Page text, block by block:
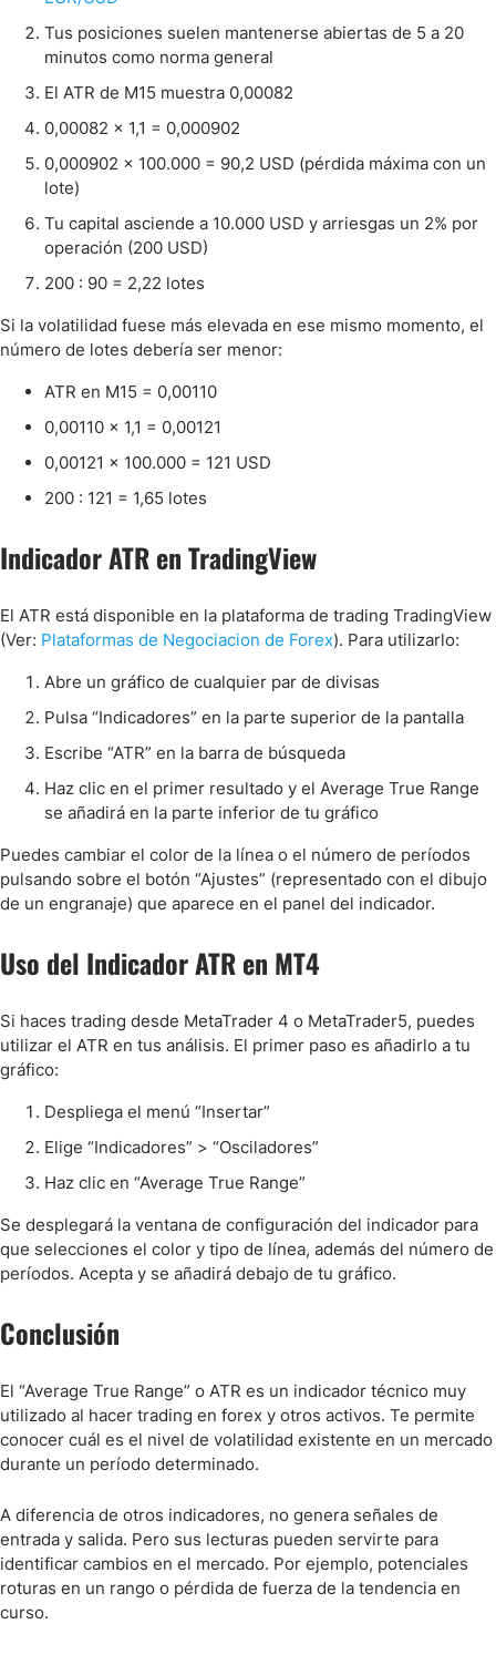
Tus posiciones suelen mantenerse abiertas de 5 a 20
minutos como norma general
El ATR de M15 muestra 0,00082
0,00082 x 1,1 = 0,000902
0,000902 x 100.000 = 90,2 USD (pérdida máxima con un
lote)
Tu capital asciende a 10.000 USD y arriesgas un 2% por
operación (200 USD)
200 : 90 = 2,22 lotes
Si la volatilidad fuese más elevada en ese mismo momento, el
número de lotes debería ser menor:
ATR en M15 = 0,00110
0,00110 x 1,1 = 0,00121
0,00121 x 100.000 = 121 USD
200 : 121 = 1,65 lotes
Indicador ATR en TradingView
El ATR está disponible en la plataforma de trading TradingView
(Ver: Plataformas de Negociacion de Forex). Para utilizarlo:
Abre un gráfico de cualquier par de divisas
Pulsa “Indicadores” en la parte superior de la pantalla
Escribe “ATR” en la barra de búsqueda
Haz clic en el primer resultado y el Average True Range
se añadirá en la parte inferior de tu gráfico
Puedes cambiar el color de la línea o el número de períodos
pulsando sobre el botón “Ajustes” (representado con el dibujo
de un engranaje) que aparece en el panel del indicador.
Uso del Indicador ATR en MT4
Si haces trading desde MetaTrader 4 o MetaTrader5, puedes
utilizar el ATR en tus análisis. El primer paso es añadirlo a tu
gráfico:
Despliega el menú “Insertar”
Elige “Indicadores” > “Osciladores”
Haz clic en “Average True Range”
Se desplegará la ventana de configuración del indicador para
que selecciones el color y tipo de línea, además del número de
períodos. Acepta y se añadirá debajo de tu gráfico.
Conclusión
El “Average True Range” o ATR es un indicador técnico muy
utilizado al hacer trading en forex y otros activos. Te permite
conocer cuál es el nivel de volatilidad existente en un mercado
durante un período determinado.
A diferencia de otros indicadores, no genera señales de
entrada y salida. Pero sus lecturas pueden servirte para
identificar cambios en el mercado. Por ejemplo, potenciales
roturas en un rango o pérdida de fuerza de la tendencia en
curso.